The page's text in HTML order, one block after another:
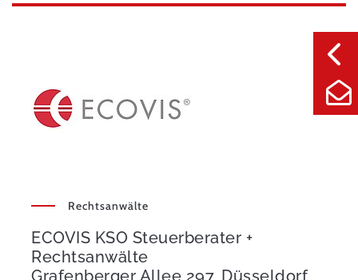
Rechtsanwälte
ECOVIS KSO Steuerberater +
Rechtsanwälte
Grafenberger Allee 297, Düsseldorf